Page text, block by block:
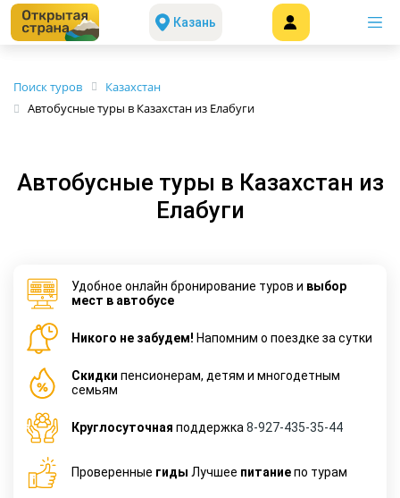
Казань
Поиск туров
Казахстан
Автобусные туры в Казахстан из Елабуги
Автобусные туры в Казахстан из
Елабуги
Удобное онлайн бронирование туров и выбор
мест в автобусе
Никого не забудем! Напомним о поездке за сутки
Cкидки пенсионерам, детям и многодетным
семьям
Круглосуточная поддержка 8-927-435-35-44
Проверенные гиды Лучшее питаниепо турам